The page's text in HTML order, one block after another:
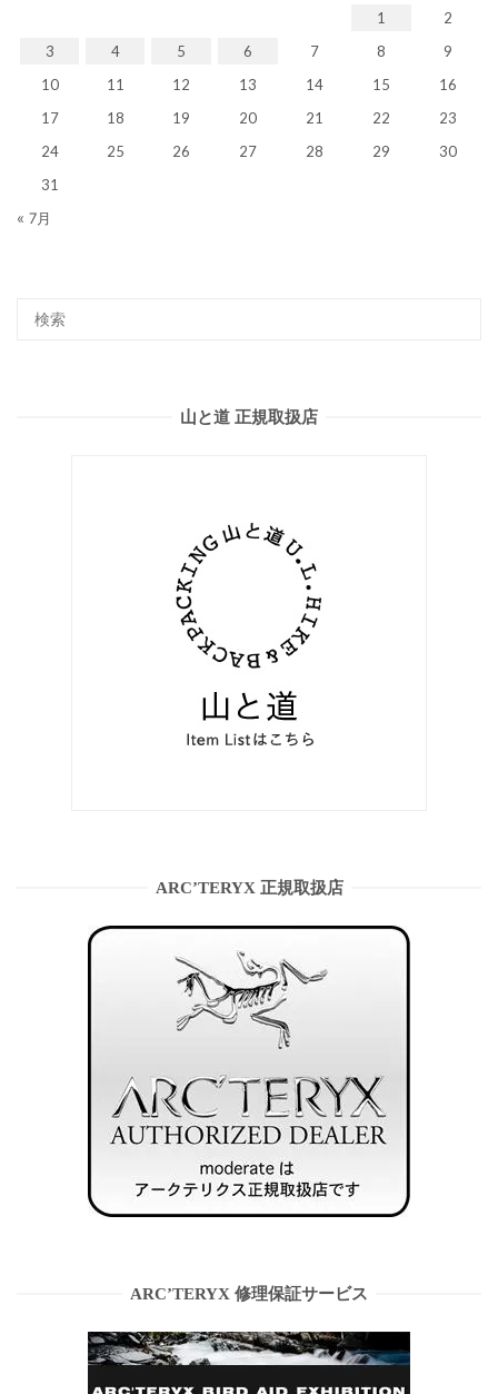
1
2
3
4 5 6 7 8
9
10
11 12 13 14 15
16
17
18 19 20 21 22
23
24
25 26 27 28 29
30
31
« 7月
山と道 正規取扱店
ARC’TERYX 正規取扱店
ARC’TERYX 修理保証サービス